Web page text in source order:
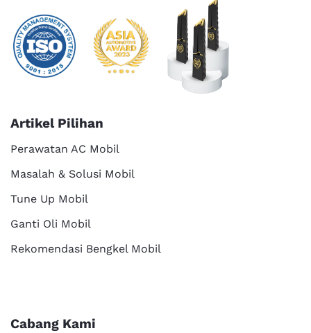
Artikel Pilihan
Perawatan AC Mobil
Masalah & Solusi Mobil
Tune Up Mobil
Ganti Oli Mobil
Rekomendasi Bengkel Mobil
Cabang Kami